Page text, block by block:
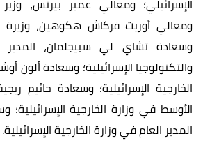
الإسرائيلي؛ ومعالي عمير بيرتس، وزير
ومعالي أوريت فركاش هكوهين، وزيرة
وسعادة تشاي لي سبيجلمان، المدير
والتكنولوجيا الإسرائيلية؛ وسعادة ألون
الخارجية الإسرائيلية؛ وسعادة حائيم
الأوسط في وزارة الخارجية الإسرائيلية؛
المدير العام في وزارة الخارجية الإسرائيلية.